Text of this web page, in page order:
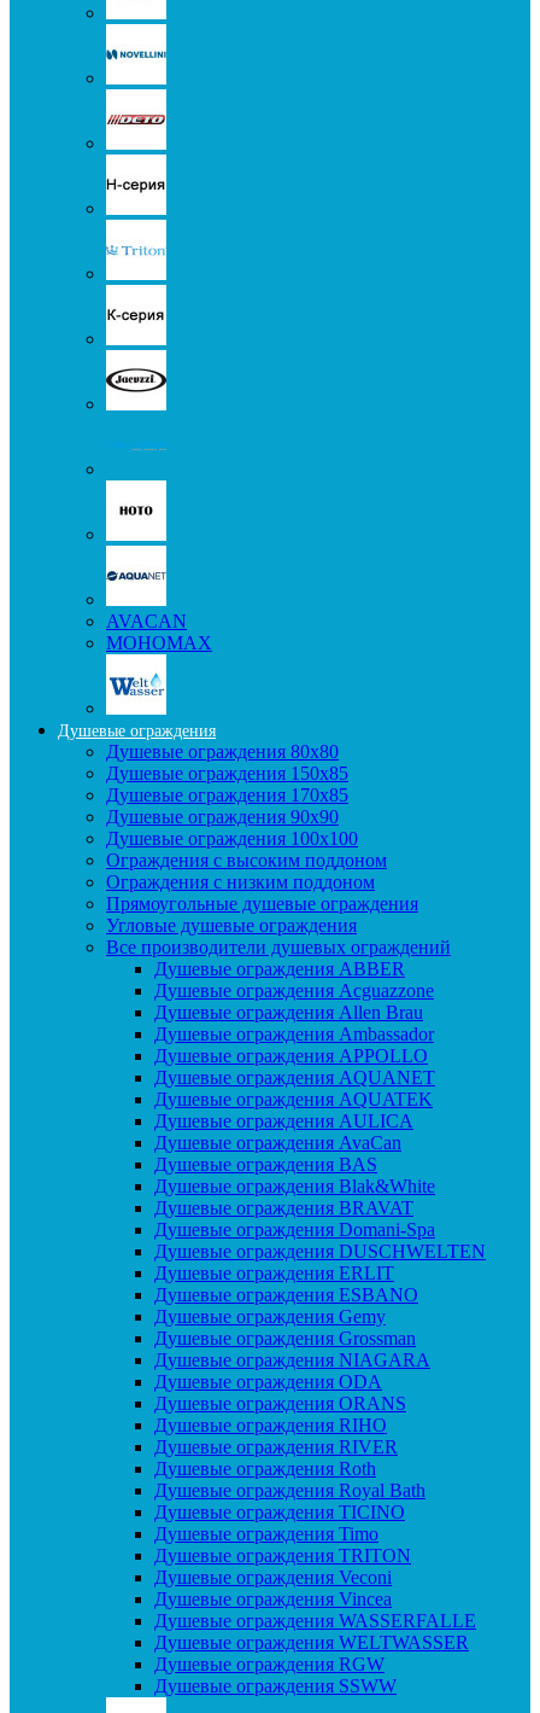
AVACAN
МОНОМАХ
Душевые ограждения
Душевые ограждения 80x80
Душевые ограждения 150x85
Душевые ограждения 170x85
Душевые ограждения 90x90
Душевые ограждения 100x100
Ограждения с высоким поддоном
Ограждения с низким поддоном
Прямоугольные душевые ограждения
Угловые душевые ограждения
Все производители душевых ограждений
Душевые ограждения ABBER
Душевые ограждения Acguazzone
Душевые ограждения Allen Brau
Душевые ограждения Ambassador
Душевые ограждения APPOLLO
Душевые ограждения AQUANET
Душевые ограждения AQUATEK
Душевые ограждения AULICA
Душевые ограждения AvaCan
Душевые ограждения BAS
Душевые ограждения Blak&White
Душевые ограждения BRAVAT
Душевые ограждения Domani-Spa
Душевые ограждения DUSCHWELTEN
Душевые ограждения ERLIT
Душевые ограждения ESBANO
Душевые ограждения Gemy
Душевые ограждения Grossman
Душевые ограждения NIAGARA
Душевые ограждения ODA
Душевые ограждения ORANS
Душевые ограждения RIHO
Душевые ограждения RIVER
Душевые ограждения Roth
Душевые ограждения Royal Bath
Душевые ограждения TICINO
Душевые ограждения Timo
Душевые ограждения TRITON
Душевые ограждения Veconi
Душевые ограждения Vincea
Душевые ограждения WASSERFALLE
Душевые ограждения WELTWASSER
Душевые ограждения RGW
Душевые ограждения SSWW